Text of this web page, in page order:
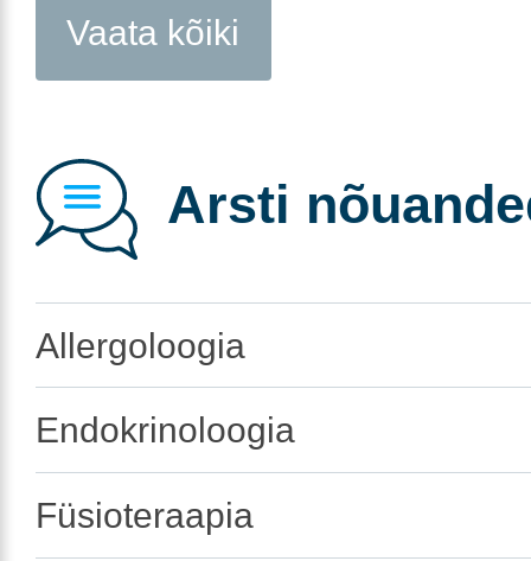
Vaata kõiki
Arsti
Allergoloogia
Endokrinoloogia
Füsioteraapia